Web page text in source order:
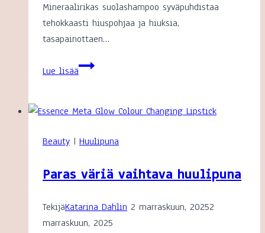
Mineraalirikas suolashampoo syväpuhdistaa
tehokkaasti hiuspohjaa ja hiuksia,
tasapainottaen…
Lue lisääDermosil
Beauty | Huulipuna
Paras väriä vaihtava huulipuna
TekijäKatarina Dahlin 2 marraskuun, 20252
marraskuun, 2025